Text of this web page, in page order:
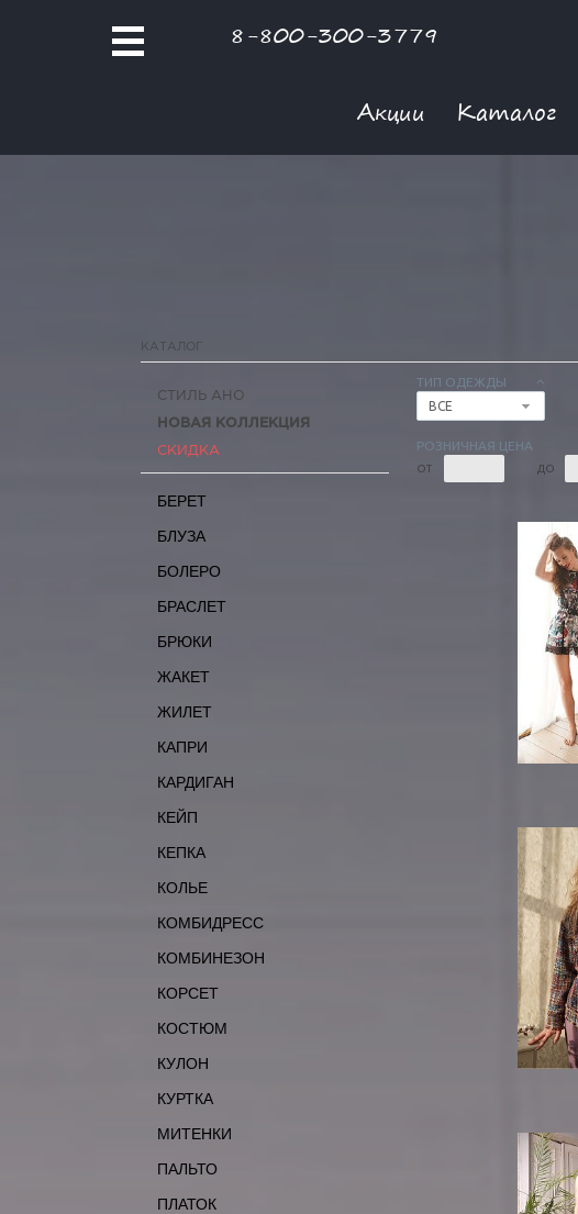
8-800-300-3779
Акции Каталог
КАТАЛОГ
ТИП ОДЕЖДЫ
ВСЕ
РОЗНИЧНАЯ ЦЕНА
ОТ ДО
СТИЛЬ АНО
НОВАЯ КОЛЛЕКЦИЯ
СКИДКА
БЕРЕТ
БЛУЗА
БОЛЕРО
БРАСЛЕТ
БРЮКИ
ЖАКЕТ
ЖИЛЕТ
КАПРИ
КАРДИГАН
КЕЙП
КЕПКА
КОЛЬЕ
КОМБИДРЕСС
КОМБИНЕЗОН
КОРСЕТ
КОСТЮМ
КУЛОН
КУРТКА
МИТЕНКИ
ПАЛЬТО
ПЛАТОК